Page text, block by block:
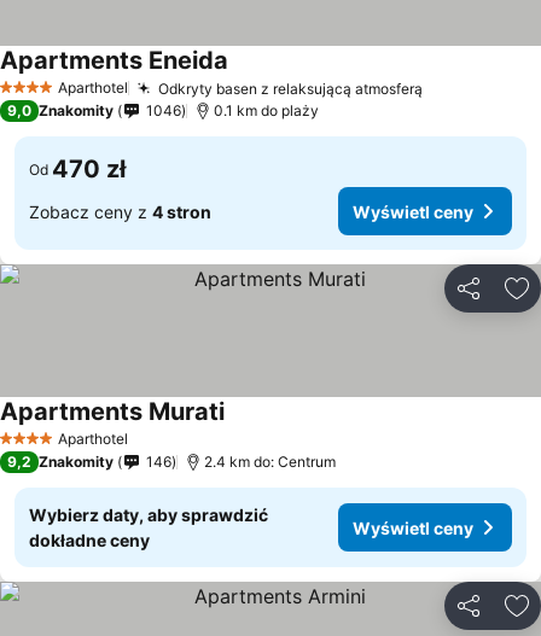
4 KategoriaAparthotel Odkryty basen z relaksującą atmosferą
Apartments Eneida
9,0 Znakomity 1046 0.1 km do plaży
Od 470 zł
Zobacz ceny z 4 stron Wyświetl ceny
4 KategoriaAparthotel
Apartments Murati
9,2 Znakomity 146 2.4 km do: Centrum
Wybierz daty, aby sprawdzić
dokładne ceny
Wyświetl ceny